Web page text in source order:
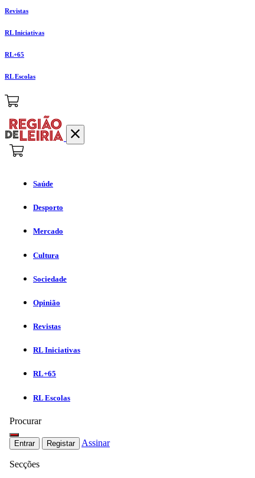
Revistas
RL Iniciativas
RL+65
RL Escolas
Saúde
Desporto
Mercado
Cultura
Sociedade
Opinião
Revistas
RL Iniciativas
RL+65
RL Escolas
Procurar
Entrar Registar Assinar
Secções